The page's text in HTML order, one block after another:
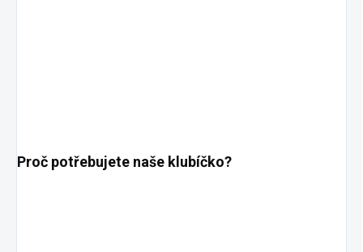
Proč potřebujete naše klubíčko?